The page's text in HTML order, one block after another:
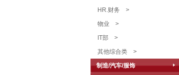
HR.财务 >
物业 >
IT部 >
其他综合类 >
制造/汽车/服饰